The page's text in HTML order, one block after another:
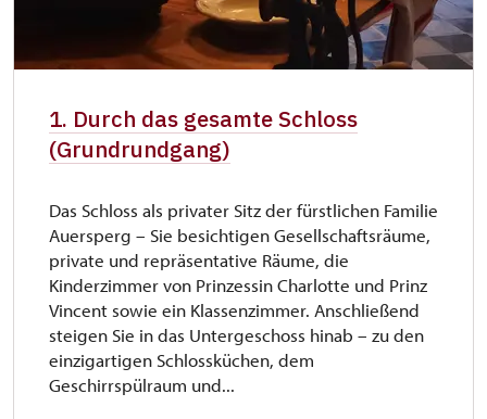
1. Durch das gesamte Schloss
(Grundrundgang)
Das Schloss als privater Sitz der fürstlichen Familie
Auersperg – Sie besichtigen Gesellschaftsräume,
private und repräsentative Räume, die
Kinderzimmer von Prinzessin Charlotte und Prinz
Vincent sowie ein Klassenzimmer. Anschließend
steigen Sie in das Untergeschoss hinab – zu den
einzigartigen Schlossküchen, dem
Geschirrspülraum und...